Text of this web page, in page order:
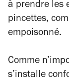
à prendre les
pincettes,
empoisonné.
Comme
s’installe